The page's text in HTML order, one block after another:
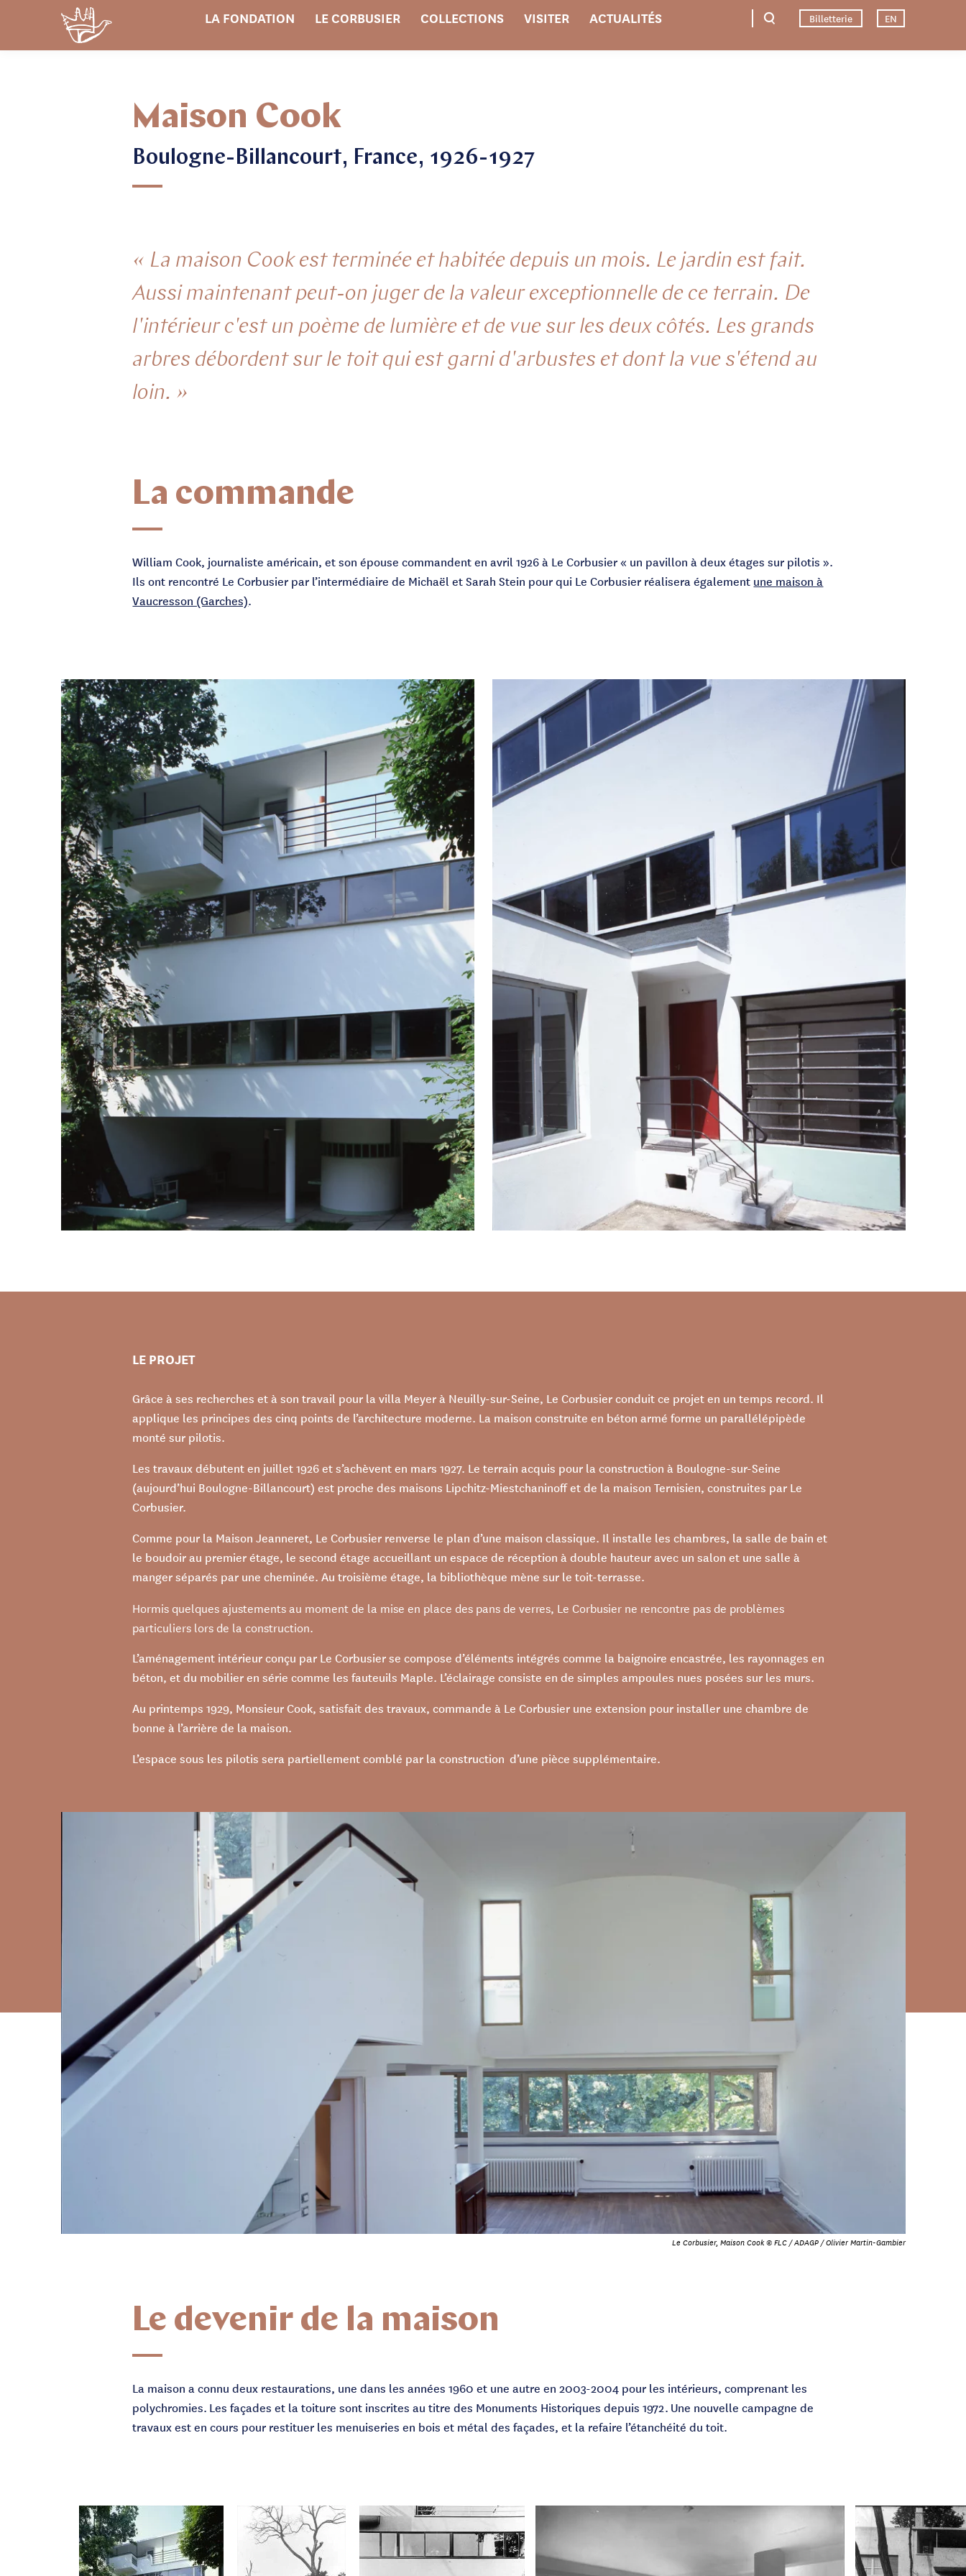
LA FONDATION LE CORBUSIER COLLECTIONS VISITER ACTUALITÉS Billetterie EN
Maison Cook
Boulogne-Billancourt, France, 1926-1927
« La maison Cook est terminée et habitée depuis un mois. Le jardin est fait.
Aussi maintenant peut-on juger de la valeur exceptionnelle de ce terrain. De
l'intérieur c'est un poème de lumière et de vue sur les deux côtés. Les grands
arbres débordent sur le toit qui est garni d'arbustes et dont la vue s'étend au
loin. »
La commande
William Cook, journaliste américain, et son épouse commandent en avril 1926 à Le Corbusier « un pavillon à deux étages sur pilotis ».
Ils ont rencontré Le Corbusier par l’intermédiaire de Michaël et Sarah Stein pour qui Le Corbusier réalisera également une maison à
Vaucresson (Garches).
LE PROJET
Grâce à ses recherches et à son travail pour la villa Meyer à Neuilly-sur-Seine, Le Corbusier conduit ce projet en un temps record. Il
applique les principes des cinq points de l’architecture moderne. La maison construite en béton armé forme un parallélépipède
monté sur pilotis.
Les travaux débutent en juillet 1926 et s’achèvent en mars 1927. Le terrain acquis pour la construction à Boulogne-sur-Seine
(aujourd’hui Boulogne-Billancourt) est proche des maisons Lipchitz-Miestchaninoff et de la maison Ternisien, construites par Le
Corbusier.
Comme pour la Maison Jeanneret, Le Corbusier renverse le plan d’une maison classique. Il installe les chambres, la salle de bain et
le boudoir au premier étage, le second étage accueillant un espace de réception à double hauteur avec un salon et une salle à
manger séparés par une cheminée. Au troisième étage, la bibliothèque mène sur le toit-terrasse.
Hormis quelques ajustements au moment de la mise en place des pans de verres, Le Corbusier ne rencontre pas de problèmes
particuliers lors de la construction.
L’aménagement intérieur conçu par Le Corbusier se compose d’éléments intégrés comme la baignoire encastrée, les rayonnages en
béton, et du mobilier en série comme les fauteuils Maple. L’éclairage consiste en de simples ampoules nues posées sur les murs.
Au printemps 1929, Monsieur Cook, satisfait des travaux, commande à Le Corbusier une extension pour installer une chambre de
bonne à l’arrière de la maison.
L’espace sous les pilotis sera partiellement comblé par la construction d’une pièce supplémentaire.
Le Corbusier, Maison Cook © FLC / ADAGP / Olivier Martin-Gambier
Le devenir de la maison
La maison a connu deux restaurations, une dans les années 1960 et une autre en 2003-2004 pour les intérieurs, comprenant les
polychromies. Les façades et la toiture sont inscrites au titre des Monuments Historiques depuis 1972. Une nouvelle campagne de
travaux est en cours pour restituer les menuiseries en bois et métal des façades, et la refaire l’étanchéité du toit.